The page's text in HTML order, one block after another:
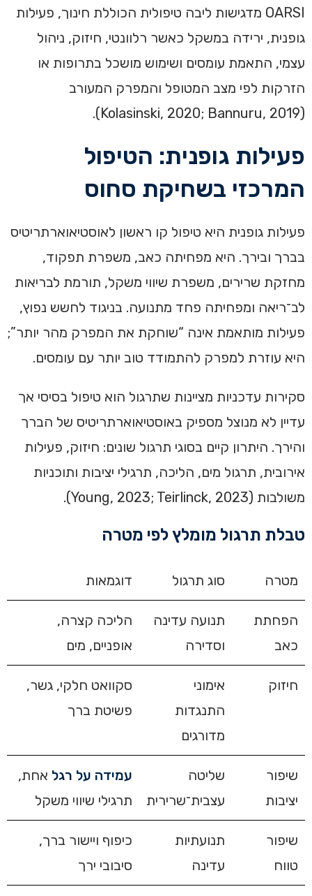
OARSI מדגישות ליבה טיפולית הכוללת חינוך, פעילות
גופנית, ירידה במשקל כאשר רלוונטי, חיזוק, ניהול
עצמי, התאמת עומסים ושימוש מושכל בתרופות או
הזרקות לפי מצב המטופל והמפרק המעורב
(Kolasinski, 2020; Bannuru, 2019).
פעילות גופנית: הטיפול
המרכזי בשחיקת סחוס
פעילות גופנית היא טיפול קו ראשון לאוסטיאוארתריטיס
בברך ובירך. היא מפחיתה כאב, משפרת תפקוד,
מחזקת שרירים, משפרת שיווי משקל, תורמת לבריאות
לב־ריאה ומפחיתה פחד מתנועה. בניגוד לחשש נפוץ,
פעילות מותאמת אינה “שוחקת את המפרק מהר יותר”;
היא עוזרת למפרק להתמודד טוב יותר עם עומסים.
סקירות עדכניות מציינות שתרגול הוא טיפול בסיסי אך
עדיין לא מנוצל מספיק באוסטיאוארתריטיס של הברך
והירך. היתרון קיים בסוגי תרגול שונים: חיזוק, פעילות
אירובית, תרגול מים, הליכה, תרגילי יציבות ותוכניות
משולבות (Young, 2023; Teirlinck, 2023).
טבלת תרגול מומלץ לפי מטרה
מטרה סוג תרגול דוגמאות
הפחתת
כאב
תנועה עדינה
וסדירה
הליכה קצרה,
אופניים, מים
חיזוק
אימוני
התנגדות
מדורגים
סקוואט חלקי, גשר,
פשיטת ברך
שיפור
יציבות
שליטה
עצבית־שרירית
עמידה על רגל אחת,
תרגילי שיווי משקל
שיפור
טווח
תנועתיות
עדינה
כיפוף ויישור ברך,
סיבובי ירך